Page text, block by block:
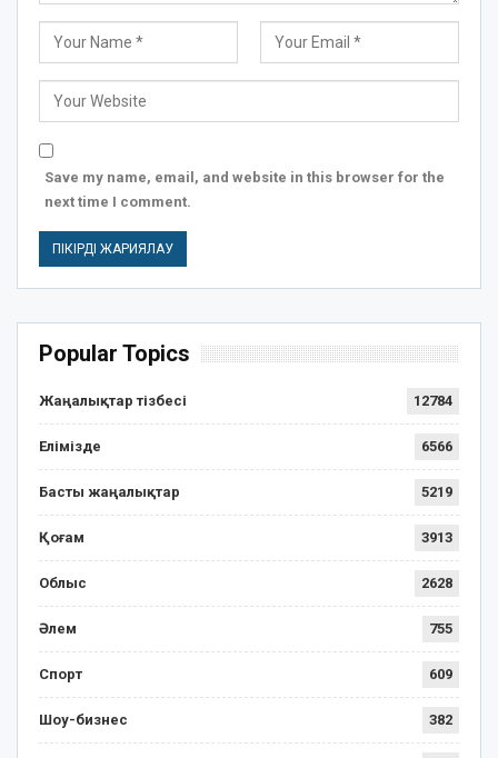
Save my name, email, and website in this browser for the
next time I comment.
Popular Topics
Жаңалықтар тізбесі 12784
Елімізде 6566
Басты жаңалықтар 5219
Қоғам 3913
Облыс 2628
Әлем 755
Спорт 609
Шоу-бизнес 382